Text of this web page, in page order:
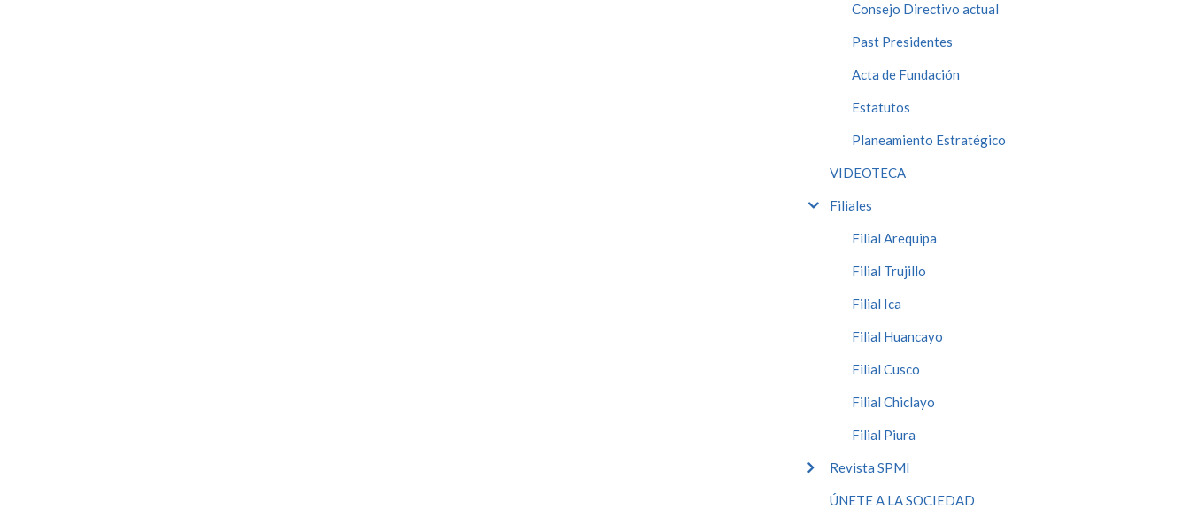
Consejo Directivo actual
Past Presidentes
Acta de Fundación
Estatutos
Planeamiento Estratégico
VIDEOTECA
Filiales
Filial Arequipa
Filial Trujillo
Filial Ica
Filial Huancayo
Filial Cusco
Filial Chiclayo
Filial Piura
Revista SPMI
ÚNETE A LA SOCIEDAD